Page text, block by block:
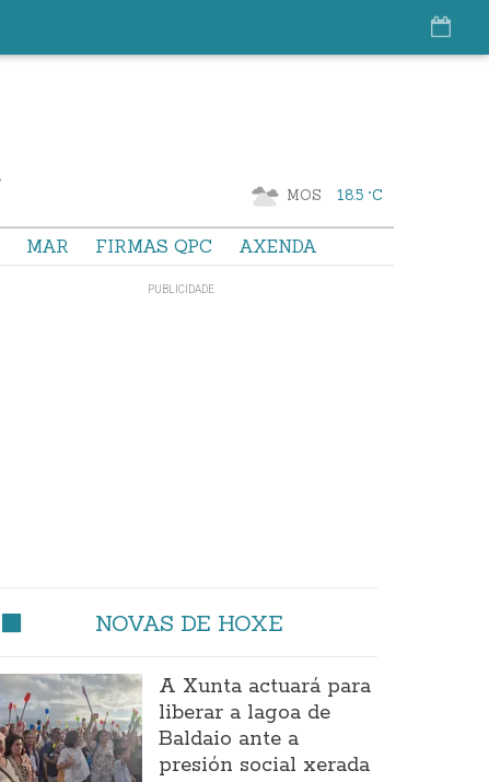
MOS 18.5 °C
MAR FIRMAS QPC AXENDA
NOVAS DE HOXE
A Xunta actuará para
liberar a lagoa de
Baldaio ante a
presión social xerada